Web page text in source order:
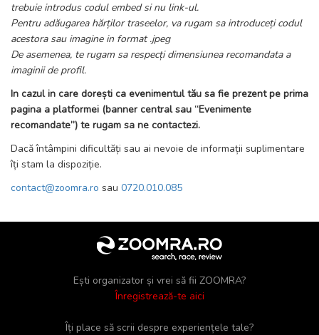
trebuie introdus codul embed si nu link-ul.
Pentru adăugarea hărților traseelor, va rugam sa introduceți codul
acestora sau imagine in format .jpeg
De asemenea, te rugam sa respecți dimensiunea recomandata a
imaginii de profil.
In cazul in care dorești ca evenimentul tău sa fie prezent pe prima
pagina a platformei (banner central sau “Evenimente
recomandate”) te rugam sa ne contactezi.
Dacă întâmpini dificultăți sau ai nevoie de informații suplimentare
îți stam la dispoziție.
contact@zoomra.ro sau 0720.010.085
Ești organizator și vrei să fii ZOOMRA?
Înregistrează-te aici
Îți place să scrii despre experiențele tale?